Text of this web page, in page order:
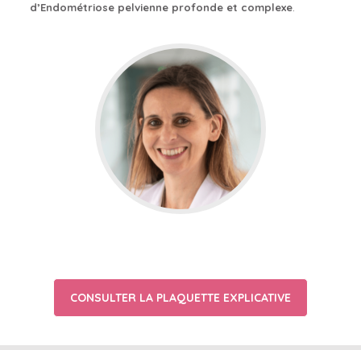
d’Endométriose pelvienne profonde et complexe.
CONSULTER LA PLAQUETTE EXPLICATIVE